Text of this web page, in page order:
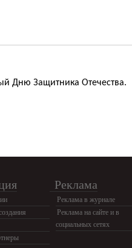
Дню Защитника Отечества.
Реклама
Реклама в журнале
Реклама на сайте и в
социальных сетях